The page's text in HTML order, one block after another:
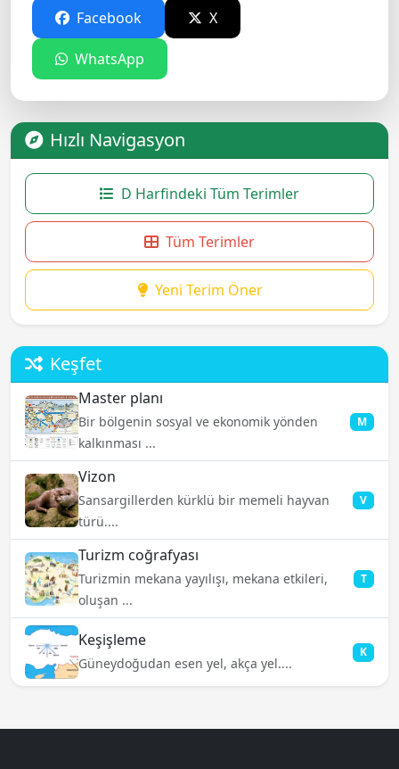
Facebook X
WhatsApp
Hızlı Navigasyon
D Harfindeki Tüm Terimler
Tüm Terimler
Yeni Terim Öner
Keşfet
Master planı
Bir bölgenin sosyal ve ekonomik yönden
kalkınması ...
M
Vizon
Sansargillerden kürklü bir memeli hayvan
türü....
V
Turizm coğrafyası
Turizmin mekana yayılışı, mekana etkileri,
oluşan ...
T
Keşişleme
Güneydoğudan esen yel, akça yel....
K